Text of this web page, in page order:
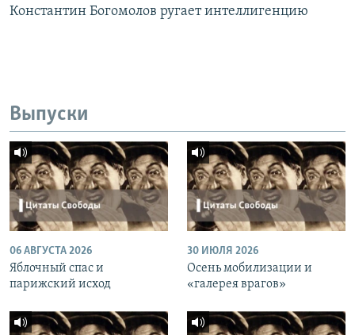
Константин Богомолов ругает интеллигенцию
Выпуски
06 АВГУСТА 2026
Яблочный спас и
парижский исход
30 ИЮЛЯ 2026
Осень мобилизации и
«галерея врагов»